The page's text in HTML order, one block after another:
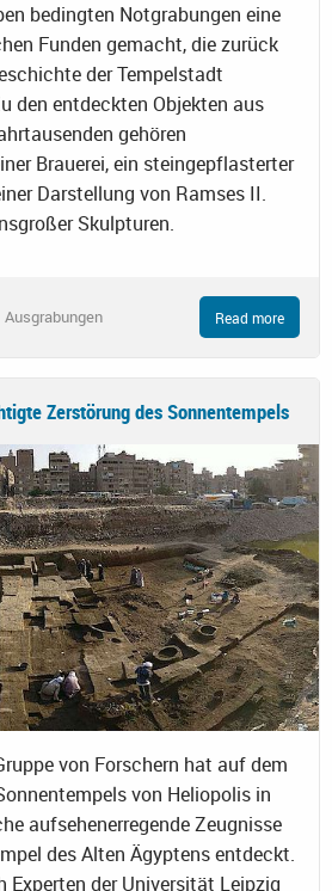
bedingten Notgrabungen eine
Funden gemacht, die zurück
der Tempelstadt
den entdeckten Objekten aus
gehören
Brauerei, ein steingepflasterter
Darstellung von Ramses II.
Skulpturen.
Ausgrabungen Read more
Zerstörung des Sonnentempels
von Forschern hat auf dem
von Heliopolis in
aufsehenerregende Zeugnisse
des Alten Ägyptens entdeckt.
Experten der Universität Leipzig